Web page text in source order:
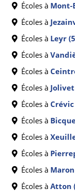
Écoles à Mont-
Écoles à
Écoles à Leyr
Écoles à
Écoles à
Écoles à
Écoles à
Écoles à
Écoles à
Écoles à
Écoles à
Écoles à Atton